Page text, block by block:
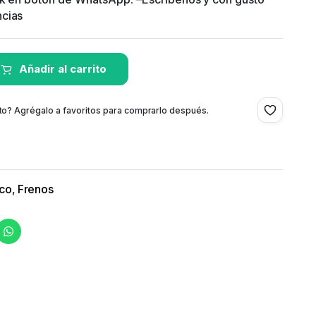
Añadir al carrito
Agrégalo a favoritos para comprarlo después.
, Frenos